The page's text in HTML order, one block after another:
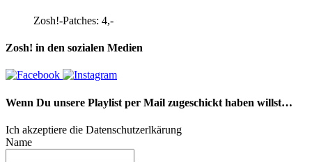
Zosh!-Patches: 4,-
Zosh! in den sozialen Medien
Wenn Du unsere Playlist per Mail zugeschickt haben willst…
Ich akzeptiere die Datenschutzerlkärung
Name